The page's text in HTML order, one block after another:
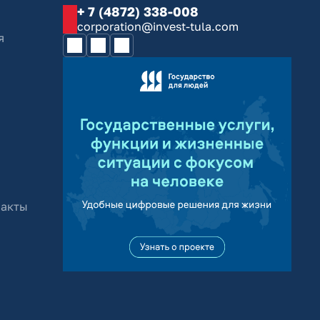
+ 7 (4872) 338-008
corporation@invest-tula.com